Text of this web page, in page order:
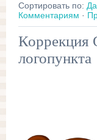
Сортировать по:
Комментариям ·
Коррекция
логопункта